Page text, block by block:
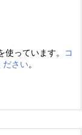
っています。
コ
ださい。